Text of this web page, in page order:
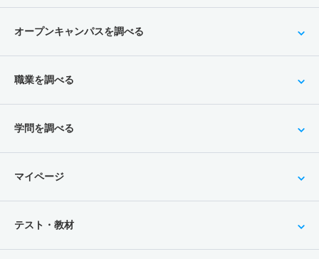
オープンキャンパスを調べる
職業を調べる
学問を調べる
マイページ
テスト・教材